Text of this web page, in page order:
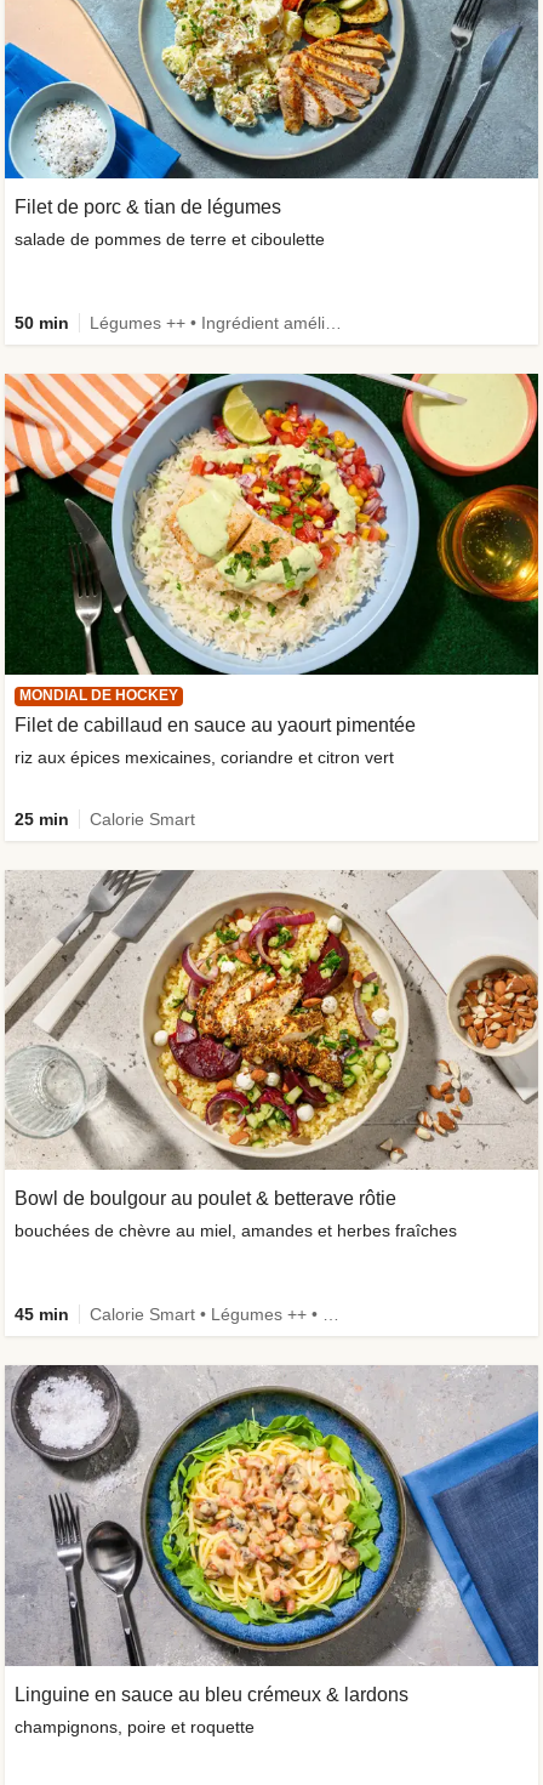
Filet de porc & tian de légumes
salade de pommes de terre et ciboulette
50 min
MONDIAL DE HOCKEY
Filet de cabillaud en sauce au yaourt pimentée
riz aux épices mexicaines, coriandre et citron vert
25 min Calorie Smart
Bowl de boulgour au poulet & betterave rôtie
bouchées de chèvre au miel, amandes et herbes fraîches
45 min
Linguine en sauce au bleu crémeux & lardons
champignons, poire et roquette